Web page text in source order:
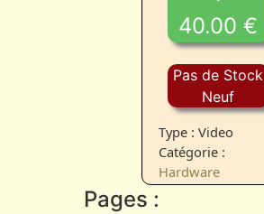
40.00 €
Pas de Stock
Neuf
Type : Video
Catégorie :
Hardware
Pages :